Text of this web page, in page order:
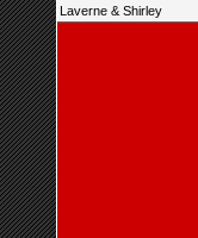
Laverne & Shirley